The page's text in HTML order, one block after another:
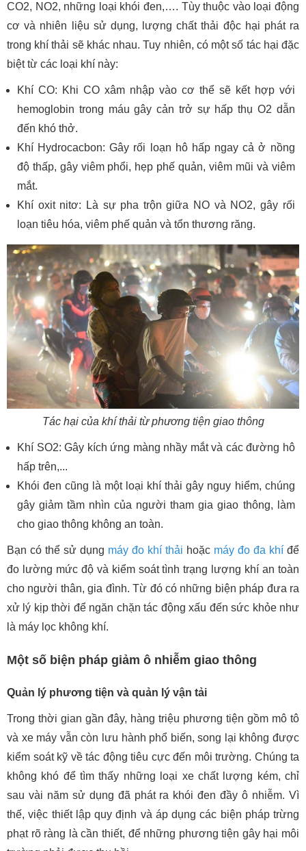
CO2, NO2, những loại khói đen,…. Tùy thuộc vào loại động
cơ và nhiên liệu sử dụng, lượng chất thải độc hại phát ra
trong khí thải sẽ khác nhau. Tuy nhiên, có một số tác hại đặc
biệt từ các loại khí này:
Khí CO: Khi CO xâm nhập vào cơ thể sẽ kết hợp với
hemoglobin trong máu gây cản trở sự hấp thụ O2 dẫn
đến khó thở.
Khí Hydrocacbon: Gây rối loạn hô hấp ngay cả ở nồng
độ thấp, gây viêm phổi, hẹp phế quản, viêm mũi và viêm
mắt.
Khí oxit nitơ: Là sự pha trộn giữa NO và NO2, gây rối
loạn tiêu hóa, viêm phế quản và tổn thương răng.
Tác hại của khí thải từ phương tiện giao thông
Khí SO2: Gây kích ứng màng nhầy mắt và các đường hô
hấp trên,...
Khói đen cũng là một loại khí thải gây nguy hiểm, chúng
gây giảm tầm nhìn của người tham gia giao thông, làm
cho giao thông không an toàn.
Bạn có thể sử dụng máy đo khí thải hoặc máy đo đa khí để
đo lường mức độ và kiểm soát tình trạng lượng khí an toàn
cho người thân, gia đình. Từ đó có những biện pháp đưa ra
xử lý kịp thời để ngăn chặn tác động xấu đến sức khỏe như
là máy lọc không khí.
Một số biện pháp giảm ô nhiễm giao thông
Quản lý phương tiện và quản lý vận tải
Trong thời gian gần đây, hàng triệu phương tiện gồm mô tô
và xe máy vẫn còn lưu hành phổ biến, song lại không được
kiểm soát kỹ về tác động tiêu cực đến môi trường. Chúng ta
không khó để tìm thấy những loại xe chất lượng kém, chỉ
sau vài năm sử dụng đã phát ra khói đen đầy ô nhiễm. Vì
thế, việc thiết lập quy định và áp dụng các biện pháp trừng
phạt rõ ràng là cần thiết, để những phương tiện gây hại môi